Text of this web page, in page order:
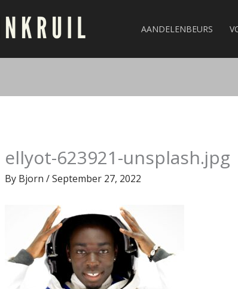
AANDELENBEURS
ellyot-623921-unsplash.jpg
By Bjorn /September 27, 2022